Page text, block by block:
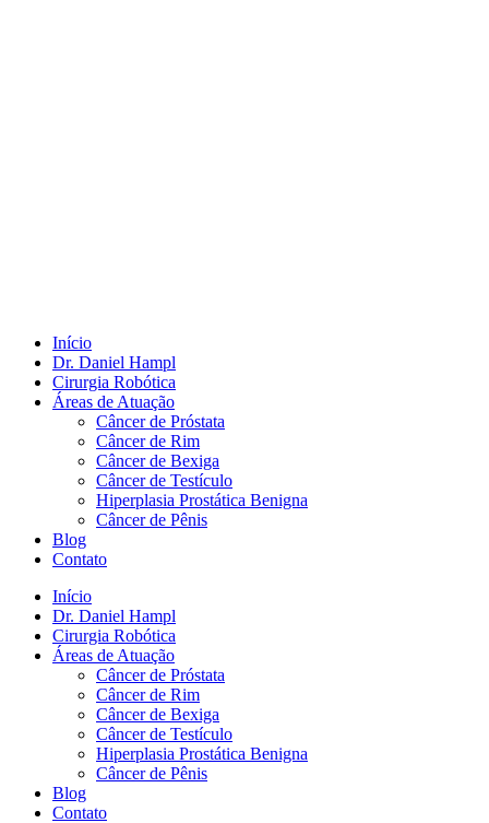
Início
Dr. Daniel Hampl
Cirurgia Robótica
Áreas de Atuação
Câncer de Próstata
Câncer de Rim
Câncer de Bexiga
Câncer de Testículo
Hiperplasia Prostática Benigna
Câncer de Pênis
Blog
Contato
Início
Dr. Daniel Hampl
Cirurgia Robótica
Áreas de Atuação
Câncer de Próstata
Câncer de Rim
Câncer de Bexiga
Câncer de Testículo
Hiperplasia Prostática Benigna
Câncer de Pênis
Blog
Contato